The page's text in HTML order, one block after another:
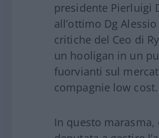
presidente Pierluigi
all’ottimo Dg
critiche del Ceo di
un hooligan in un
fuorvianti sul
compagnie low cost.
In questo marasma,